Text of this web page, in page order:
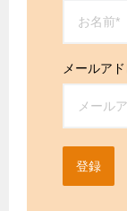
メールア
登録